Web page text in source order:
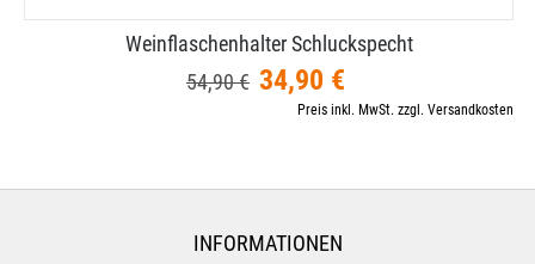
Weinflaschenhalter Schluckspecht
54,90 € 34,90 €
Preis inkl. MwSt. zzgl. Versandkosten
INFORMATIONEN